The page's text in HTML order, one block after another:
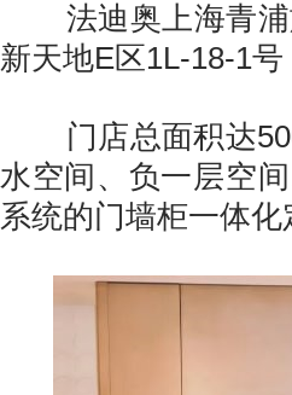
法迪奥上海青浦
新天地E区1L-18-1号
门店总面积达
水空间、负一层空
系统的门墙柜一体